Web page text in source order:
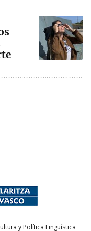
y Política Lingüística